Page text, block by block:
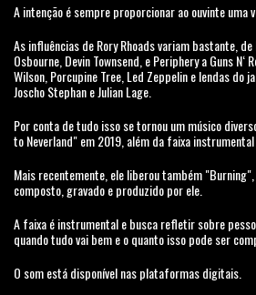
A intenção é sempre proporcionar ao ouvinte uma
As influências de Rory Rhoads variam bastante,
Osbourne, Devin Townsend, e Periphery a Guns N‘
Wilson, Porcupine Tree, Led Zeppelin e lendas do
Joscho Stephan e Julian Lage.
Por conta de tudo isso se tornou um músico
to Neverland" em 2019, além da faixa
Mais recentemente, ele liberou também
composto, gravado e produzido por ele.
A faixa é instrumental e busca refletir sobre
quando tudo vai bem e o quanto isso pode ser
O som está disponível nas plataformas digitais.